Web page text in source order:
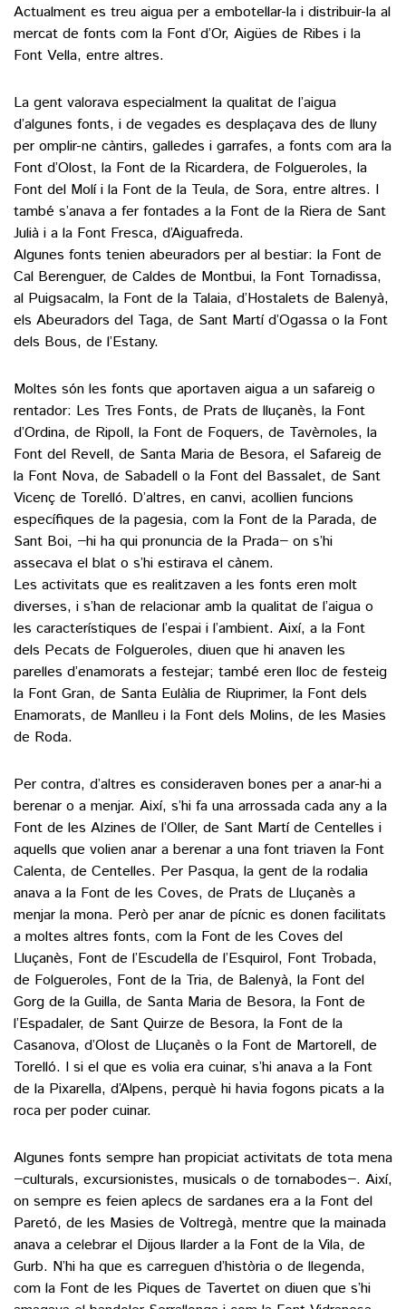
Actualment es treu aigua per a embotellar-la i distribuir-la al
mercat de fonts com la Font d’Or, Aigües de Ribes i la
Font Vella, entre altres.
La gent valorava especialment la qualitat de l’aigua
d’algunes fonts, i de vegades es desplaçava des de lluny
per omplir-ne càntirs, galledes i garrafes, a fonts com ara la
Font d’Olost, la Font de la Ricardera, de Folgueroles, la
Font del Molí i la Font de la Teula, de Sora, entre altres. I
també s’anava a fer fontades a la Font de la Riera de Sant
Julià i a la Font Fresca, d’Aiguafreda.
Algunes fonts tenien abeuradors per al bestiar: la Font de
Cal Berenguer, de Caldes de Montbui, la Font Tornadissa,
al Puigsacalm, la Font de la Talaia, d’Hostalets de Balenyà,
els Abeuradors del Taga, de Sant Martí d’Ogassa o la Font
dels Bous, de l’Estany.
Moltes són les fonts que aportaven aigua a un safareig o
rentador: Les Tres Fonts, de Prats de lluçanès, la Font
d’Ordina, de Ripoll, la Font de Foquers, de Tavèrnoles, la
Font del Revell, de Santa Maria de Besora, el Safareig de
la Font Nova, de Sabadell o la Font del Bassalet, de Sant
Vicenç de Torelló. D’altres, en canvi, acollien funcions
específiques de la pagesia, com la Font de la Parada, de
Sant Boi, −hi ha qui pronuncia de la Prada− on s’hi
assecava el blat o s’hi estirava el cànem.
Les activitats que es realitzaven a les fonts eren molt
diverses, i s’han de relacionar amb la qualitat de l’aigua o
les característiques de l’espai i l’ambient. Així, a la Font
dels Pecats de Folgueroles, diuen que hi anaven les
parelles d’enamorats a festejar; també eren lloc de festeig
la Font Gran, de Santa Eulàlia de Riuprimer, la Font dels
Enamorats, de Manlleu i la Font dels Molins, de les Masies
de Roda.
Per contra, d’altres es consideraven bones per a anar-hi a
berenar o a menjar. Així, s’hi fa una arrossada cada any a la
Font de les Alzines de l’Oller, de Sant Martí de Centelles i
aquells que volien anar a berenar a una font triaven la Font
Calenta, de Centelles. Per Pasqua, la gent de la rodalia
anava a la Font de les Coves, de Prats de Lluçanès a
menjar la mona. Però per anar de pícnic es donen facilitats
a moltes altres fonts, com la Font de les Coves del
Lluçanès, Font de l’Escudella de l’Esquirol, Font Trobada,
de Folgueroles, Font de la Tria, de Balenyà, la Font del
Gorg de la Guilla, de Santa Maria de Besora, la Font de
l’Espadaler, de Sant Quirze de Besora, la Font de la
Casanova, d’Olost de Lluçanès o la Font de Martorell, de
Torelló. I si el que es volia era cuinar, s’hi anava a la Font
de la Pixarella, d’Alpens, perquè hi havia fogons picats a la
roca per poder cuinar.
Algunes fonts sempre han propiciat activitats de tota mena
−culturals, excursionistes, musicals o de tornabodes−. Així,
on sempre es feien aplecs de sardanes era a la Font del
Paretó, de les Masies de Voltregà, mentre que la mainada
anava a celebrar el Dijous llarder a la Font de la Vila, de
Gurb. N’hi ha que es carreguen d’història o de llegenda,
com la Font de les Piques de Tavertet on diuen que s’hi